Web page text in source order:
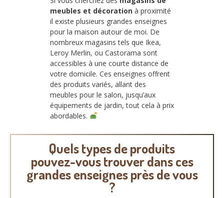
meubles et décoration à proximité
il existe plusieurs grandes enseignes
pour la maison autour de moi. De
nombreux magasins tels que Ikea,
Leroy Merlin, ou Castorama sont
accessibles à une courte distance de
votre domicile. Ces enseignes offrent
des produits variés, allant des
meubles pour le salon, jusqu’aux
équipements de jardin, tout cela à prix
abordables.
Quels types de produits
pouvez-vous trouver dans ces
grandes enseignes près de vous
?